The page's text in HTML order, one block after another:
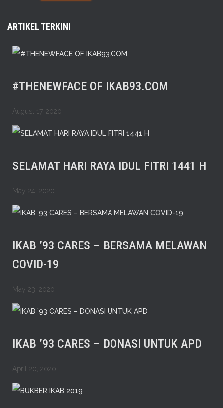
ARTIKEL TERKINI
#THENEWFACE OF IKAB93.COM
August 17, 2020
SELAMAT HARI RAYA IDUL FITRI 1441 H
May 24, 2020
IKAB ’93 CARES – BERSAMA MELAWAN
COVID-19
May 23, 2020
IKAB ’93 CARES – DONASI UNTUK APD
April 20, 2020